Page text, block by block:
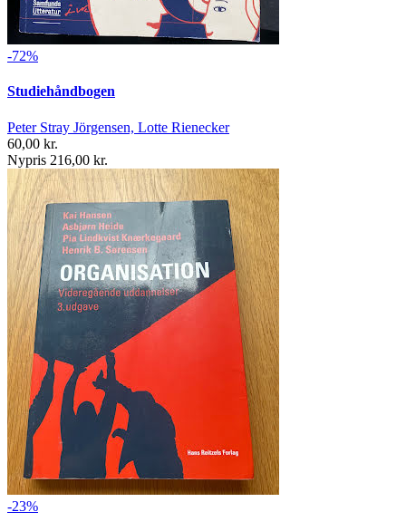
-72%
Studiehåndbogen
Peter Stray Jörgensen, Lotte Rienecker
60,00 kr.
Nypris 216,00 kr.
-23%